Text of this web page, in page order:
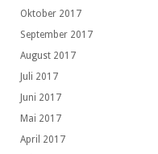
Oktober 2017
September 2017
August 2017
Juli 2017
Juni 2017
Mai 2017
April 2017